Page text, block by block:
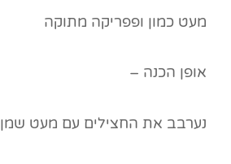
מעט כמון ופפריקה מתוקה
אופן הכנה –
נערבב את החצילים עם מעט שמן